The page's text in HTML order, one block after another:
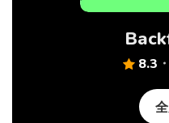
8.3